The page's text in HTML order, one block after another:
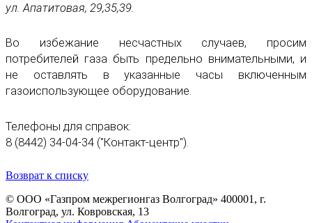
ул. Апатитовая, 29,35,39.
Во избежание несчастных случаев, просим
потребителей газа быть предельно внимательными, и
не оставлять в указанные часы включенным
газоиспользующее оборудование.
Телефоны для справок:
8 (8442) 34-04-34 ("Контакт-центр").
Возврат к списку
© ООО «Газпром межрегионгаз Волгоград» 400001, г.
Волгоград, ул. Ковровская, 13